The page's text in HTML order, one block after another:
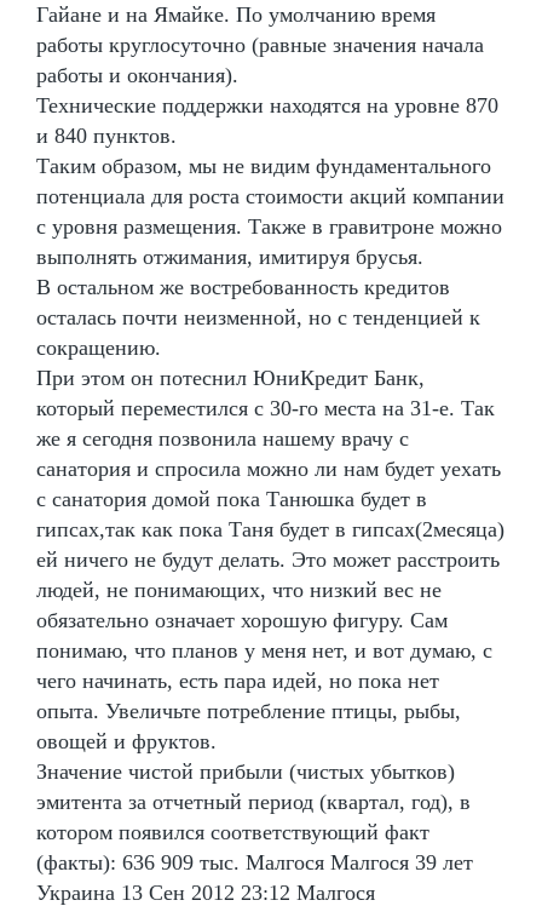
Гайане и на Ямайке. По умолчанию время
работы круглосуточно (равные значения начала
работы и окончания).
Технические поддержки находятся на уровне 870
и 840 пунктов.
Таким образом, мы не видим фундаментального
потенциала для роста стоимости акций компании
с уровня размещения. Также в гравитроне можно
выполнять отжимания, имитируя брусья.
В остальном же востребованность кредитов
осталась почти неизменной, но с тенденцией к
сокращению.
При этом он потеснил ЮниКредит Банк,
который переместился с 30-го места на 31-е. Так
же я сегодня позвонила нашему врачу с
санатория и спросила можно ли нам будет уехать
с санатория домой пока Танюшка будет в
гипсах,так как пока Таня будет в гипсах(2месяца)
ей ничего не будут делать. Это может расстроить
людей, не понимающих, что низкий вес не
обязательно означает хорошую фигуру. Сам
понимаю, что планов у меня нет, и вот думаю, с
чего начинать, есть пара идей, но пока нет
опыта. Увеличьте потребление птицы, рыбы,
овощей и фруктов.
Значение чистой прибыли (чистых убытков)
эмитента за отчетный период (квартал, год), в
котором появился соответствующий факт
(факты): 636 909 тыс. Малгося Малгося 39 лет
Украина 13 Сен 2012 23:12 Малгося